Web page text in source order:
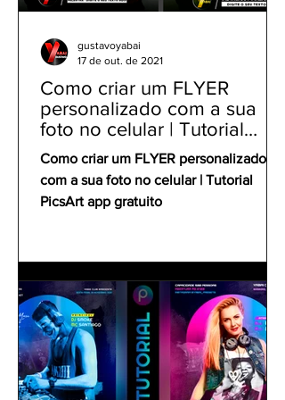
Como criar um FLYER
personalizado com a sua
foto no celular | Tutorial
PicsArt app gratuito
Como criar um FLYER personalizado
com a sua foto no celular | Tutorial
PicsArt app gratuito
gustavoyabai
17 de out. de 2021